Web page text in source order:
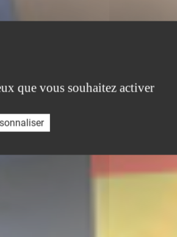
que vous souhaitez activer